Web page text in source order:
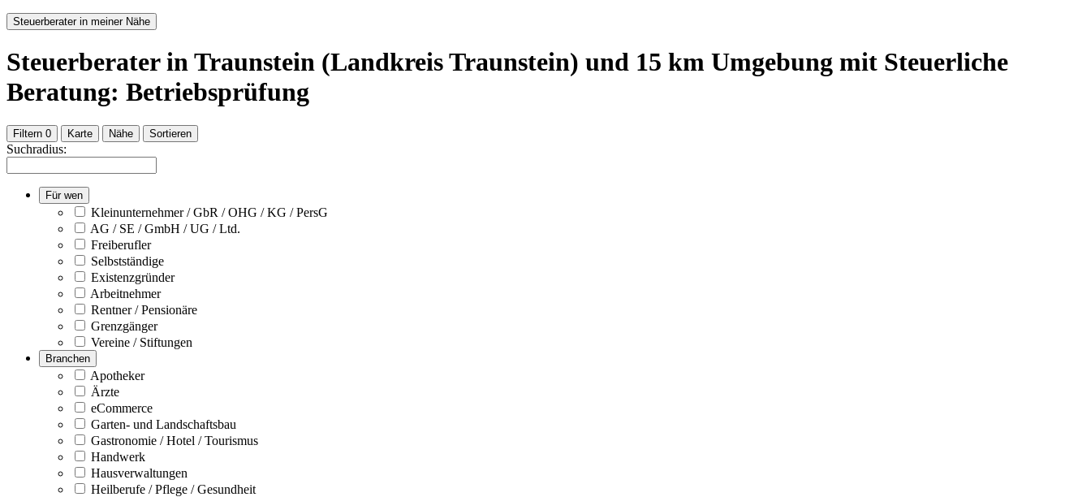
Steuerberater in meiner Nähe
Steuerberater in Traunstein (Landkreis Traunstein) und 15 km Umgebung mit Steuerliche
Beratung: Betriebsprüfung
Filtern 0 Karte Nähe Sortieren
Suchradius:
Für wen
Kleinunternehmer / GbR / OHG / KG / PersG
AG / SE / GmbH / UG / Ltd.
Freiberufler
Selbstständige
Existenzgründer
Arbeitnehmer
Rentner / Pensionäre
Grenzgänger
Vereine / Stiftungen
Branchen
Apotheker
Ärzte
eCommerce
Garten- und Landschaftsbau
Gastronomie / Hotel / Tourismus
Handwerk
Hausverwaltungen
Heilberufe / Pflege / Gesundheit